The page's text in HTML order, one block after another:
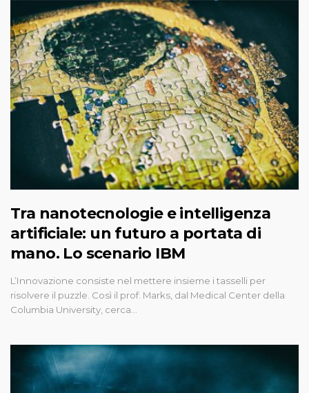
Tra nanotecnologie e intelligenza
artificiale: un futuro a portata di
mano. Lo scenario IBM
L’Innovazione consiste nel mettere insieme i tasselli per
risolvere il puzzle. Così il prof. Marks, dal Medical Center della
Columbia University, cerca…